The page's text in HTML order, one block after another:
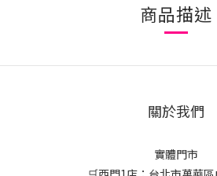
商品描述
關於我們
實體門市